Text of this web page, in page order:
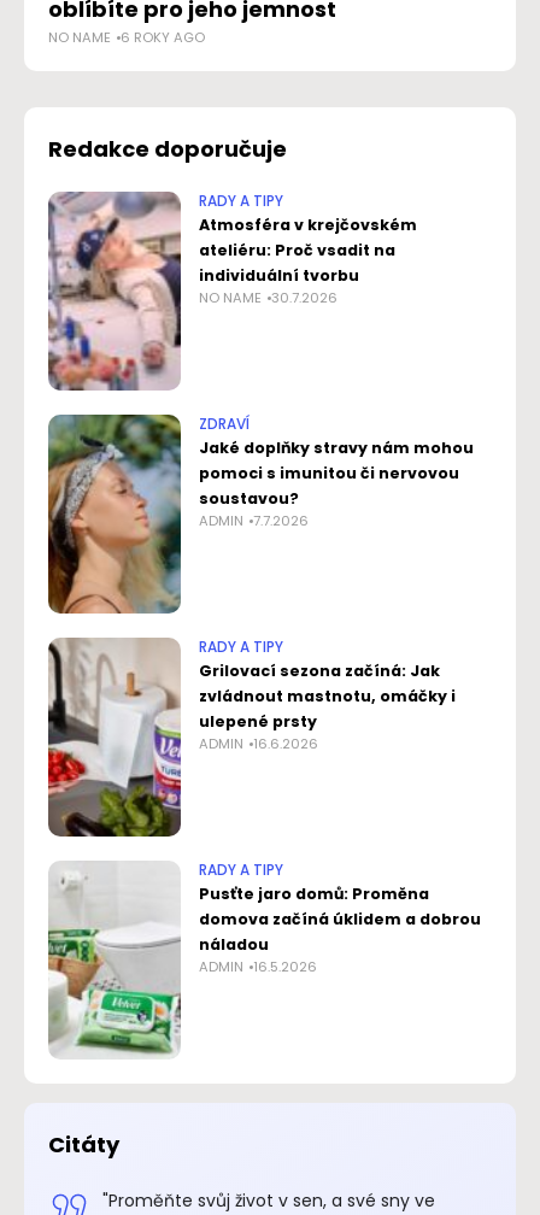
oblíbíte pro jeho jemnost
NO NAME 6 ROKY AGO
Redakce doporučuje
RADY A TIPY
Atmosféra v krejčovském
ateliéru: Proč vsadit na
individuální tvorbu
NO NAME 30.7.2026
ZDRAVÍ
Jaké doplňky stravy nám mohou
pomoci s imunitou či nervovou
soustavou?
ADMIN 7.7.2026
RADY A TIPY
Grilovací sezona začíná: Jak
zvládnout mastnotu, omáčky i
ulepené prsty
ADMIN 16.6.2026
RADY A TIPY
Pusťte jaro domů: Proměna
domova začíná úklidem a dobrou
náladou
ADMIN 16.5.2026
Citáty
"Proměňte svůj život v sen, a své sny ve